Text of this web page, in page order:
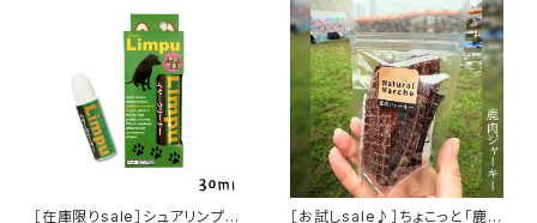
［在庫限りsale］シュアリンプウ
［お試しsale♪］ちょこっと「鹿肉